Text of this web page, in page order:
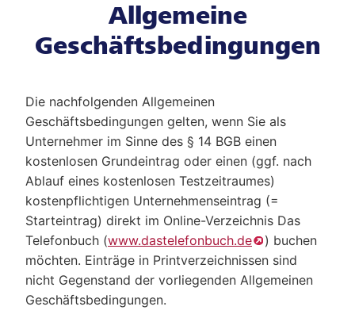
Allgemeine
Geschäftsbedingungen
Die nachfolgenden Allgemeinen
Geschäftsbedingungen gelten, wenn Sie als
Unternehmer im Sinne des § 14 BGB einen
kostenlosen Grundeintrag oder einen (ggf. nach
Ablauf eines kostenlosen Testzeitraumes)
kostenpflichtigen Unternehmenseintrag (=
Starteintrag) direkt im Online-Verzeichnis Das
Telefonbuch (www.dastelefonbuch.de
) buchen
möchten. Einträge in Printverzeichnissen sind
nicht Gegenstand der vorliegenden Allgemeinen
Geschäftsbedingungen.